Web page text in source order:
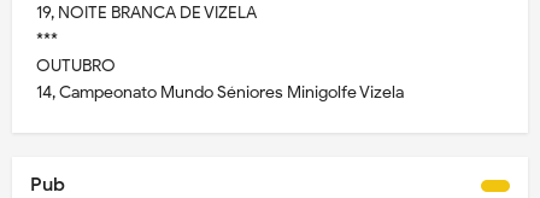
19, NOITE BRANCA DE VIZELA
***
OUTUBRO
14, Campeonato Mundo Séniores Minigolfe Vizela
Pub